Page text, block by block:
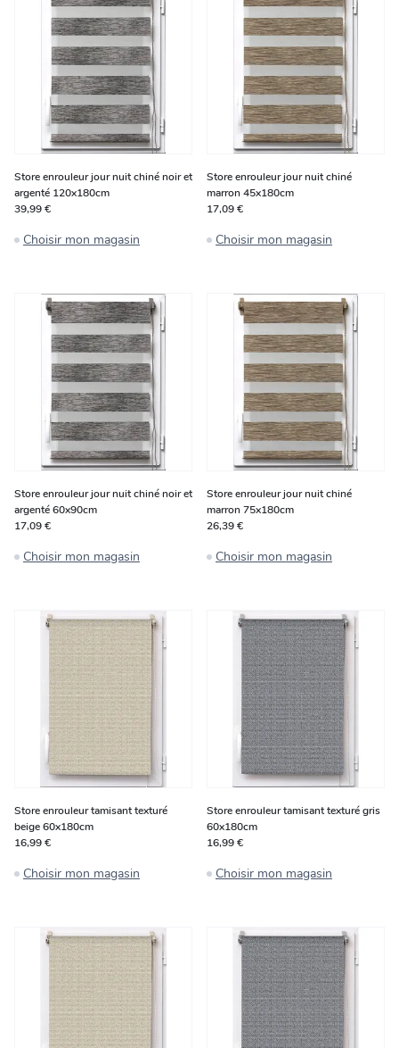
Store enrouleur jour nuit chiné noir et
argenté 120x180cm
39,99 €
Choisir mon magasin
Store enrouleur jour nuit chiné
marron 45x180cm
17,09 €
Choisir mon magasin
Store enrouleur jour nuit chiné noir et
argenté 60x90cm
17,09 €
Choisir mon magasin
Store enrouleur jour nuit chiné
marron 75x180cm
26,39 €
Choisir mon magasin
Store enrouleur tamisant texturé
beige 60x180cm
16,99 €
Choisir mon magasin
Store enrouleur tamisant texturé gris
60x180cm
16,99 €
Choisir mon magasin